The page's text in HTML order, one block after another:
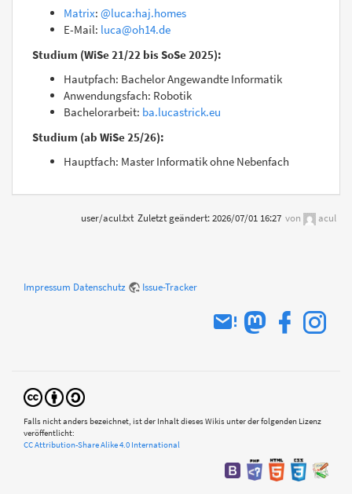
Matrix: @luca:haj.homes
E-Mail: luca@oh14.de
Studium (WiSe 21/22 bis SoSe 2025):
Hautpfach: Bachelor Angewandte Informatik
Anwendungsfach: Robotik
Bachelorarbeit: ba.lucastrick.eu
Studium (ab WiSe 25/26):
Hauptfach: Master Informatik ohne Nebenfach
user/acul.txt Zuletzt geändert:2026/07/01 16:27 von acul
Impressum Datenschutz Issue-Tracker
Falls nicht anders bezeichnet, ist der Inhalt dieses Wikis unter der folgenden Lizenz
veröffentlicht:
CC Attribution-Share Alike 4.0 International